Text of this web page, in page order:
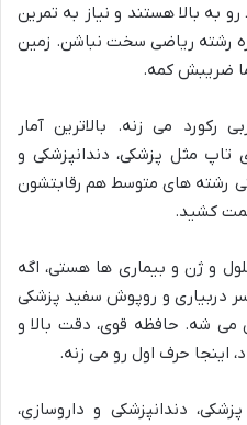
بالا هستند و نیاز به تمرین
رشته ریاضی سخت نباشن. زمین
ضریبش کمه.
رکورد می زنه. بالاترین آمار
تاپ مثل پزشکی، دندانپزشکی و
رشته های متوسط هم رقابتشون
کشید.
و ژن و بیماری ها هستی، اگه
دربیاری و روپوش سفید پزشکی
می شه. حافظه قوی، دقت بالا و
اینجا حرف اول رو می زنه.
دندانپزشکی و داروسازی،